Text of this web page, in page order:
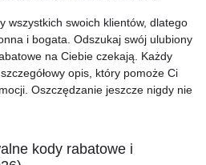
wszystkich swoich klientów, dlatego
i bogata. Odszukaj swój ulubiony
na Ciebie czekają. Każdy
opis, który pomoże Ci
Oszczędzanie jeszcze nigdy nie
kody rabatowe i